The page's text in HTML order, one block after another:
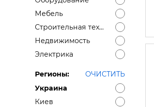
Мебель
Строительная техника
Недвижимость
Электрика
Регионы:
ОЧИСТИТЬ
Украина
Киев